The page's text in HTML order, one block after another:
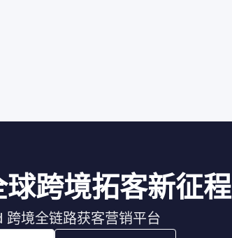
跨境拓客新征程
跨境全链路获客营销平台